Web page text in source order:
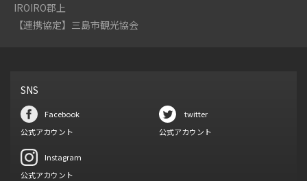
IROIRO郡上
【連携協定】三島市観光協会
SNS
Facebook
公式アカウント
twitter
公式アカウント
Instagram
公式アカウント